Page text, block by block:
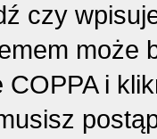
czy
może
COPPA i